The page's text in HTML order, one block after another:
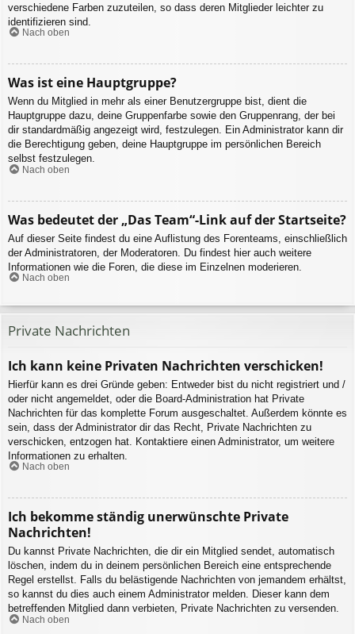
verschiedene Farben zuzuteilen, so dass deren Mitglieder leichter zu
identifizieren sind.
Nach oben
Was ist eine Hauptgruppe?
Wenn du Mitglied in mehr als einer Benutzergruppe bist, dient die
Hauptgruppe dazu, deine Gruppenfarbe sowie den Gruppenrang, der bei
dir standardmäßig angezeigt wird, festzulegen. Ein Administrator kann dir
die Berechtigung geben, deine Hauptgruppe im persönlichen Bereich
selbst festzulegen.
Nach oben
Was bedeutet der „Das Team“-Link auf der Startseite?
Auf dieser Seite findest du eine Auflistung des Forenteams, einschließlich
der Administratoren, der Moderatoren. Du findest hier auch weitere
Informationen wie die Foren, die diese im Einzelnen moderieren.
Nach oben
Private Nachrichten
Ich kann keine Privaten Nachrichten verschicken!
Hierfür kann es drei Gründe geben: Entweder bist du nicht registriert und /
oder nicht angemeldet, oder die Board-Administration hat Private
Nachrichten für das komplette Forum ausgeschaltet. Außerdem könnte es
sein, dass der Administrator dir das Recht, Private Nachrichten zu
verschicken, entzogen hat. Kontaktiere einen Administrator, um weitere
Informationen zu erhalten.
Nach oben
Ich bekomme ständig unerwünschte Private
Nachrichten!
Du kannst Private Nachrichten, die dir ein Mitglied sendet, automatisch
löschen, indem du in deinem persönlichen Bereich eine entsprechende
Regel erstellst. Falls du belästigende Nachrichten von jemandem erhältst,
so kannst du dies auch einem Administrator melden. Dieser kann dem
betreffenden Mitglied dann verbieten, Private Nachrichten zu versenden.
Nach oben